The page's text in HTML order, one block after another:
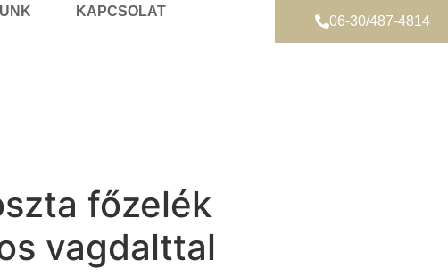
KAPCSOLAT
06-30/487-4814
főzelék
vagdalttal